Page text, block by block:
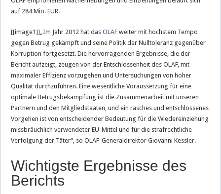
auf 284 Mio. EUR.
[[image1]]„Im Jahr 2012 hat dasOLAF weiter mit höchstem Tempo
gegen Betrug gekämpft und seine Politik der Nulltoleranz gegenüber
Korruption fortgesetzt. Die hervorragenden Ergebnisse, die der
Bericht aufzeigt, zeugen von der Entschlossenheit des OLAF, mit
maximaler Effizienz vorzugehen und Untersuchungen von hoher
Qualität durchzuführen. Eine wesentliche Voraussetzung für eine
optimale Betrugsbekämpfung ist die Zusammenarbeit mit unseren
Partnern und den Mitgliedstaaten, und ein rasches und entschlossenes
Vorgehen ist von entscheidender Bedeutung für die Wiedereinziehung
missbräuchlich verwendeter EU-Mittel und für die strafrechtliche
Verfolgung der Täter“, so OLAF-Generaldirektor Giovanni Kessler.
Wichtigste Ergebnisse des
Berichts